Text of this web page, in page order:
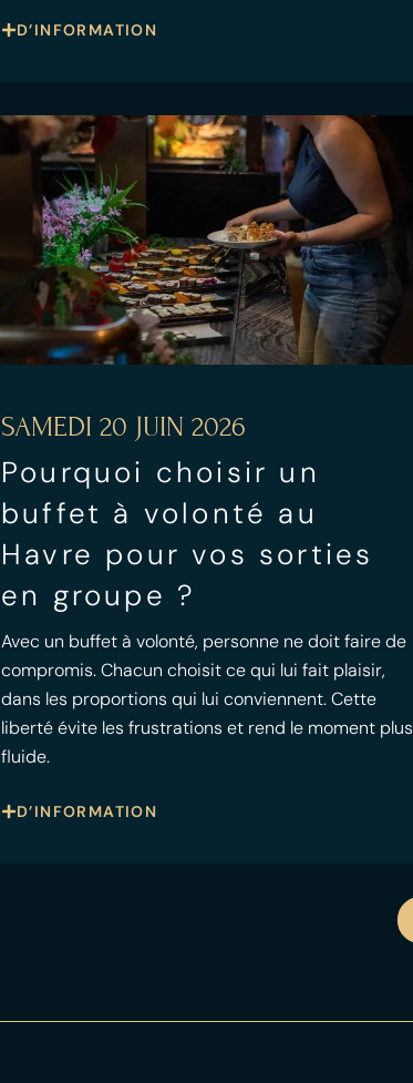
D’INFORMATION
SAMEDI 20 JUIN 2026
Pourquoi choisir un
buffet à volonté au
Havre pour vos sorties
en groupe ?
Avec un buffet à volonté, personne ne doit faire de
compromis. Chacun choisit ce qui lui fait plaisir,
dans les proportions qui lui conviennent. Cette
liberté évite les frustrations et rend le moment plus
fluide.
D’INFORMATION